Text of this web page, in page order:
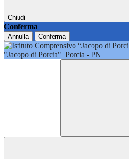
Chiudi
Conferma
Annulla Conferma
"Jacopo di Porcia" Porcia - PN